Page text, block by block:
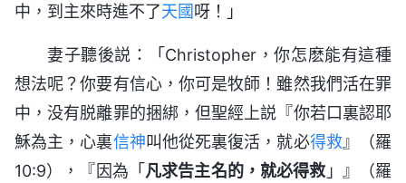
中，到主來時進不了天國呀！」
妻子聽後説：「Christopher，你怎麽能有這種
想法呢？你要有信心，你可是牧師！雖然我們活在罪
中，没有脱離罪的捆綁，但聖經上説『你若口裏認耶
穌為主，心裏信神叫他從死裏復活，就必得救』（羅
10:9），『因為「凡求告主名的，就必得救 」』（羅